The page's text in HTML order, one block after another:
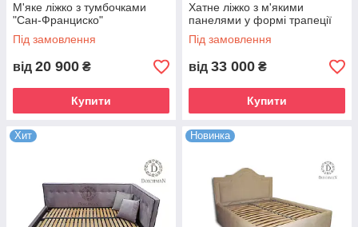
М'яке ліжко з тумбочками
"Сан-Франциско"
Під замовлення
від 20 900 ₴
Купити
Хатне ліжко з м'якими
панелями у формі трапеції
Під замовлення
від 33 000 ₴
Купити
Хит Новинка